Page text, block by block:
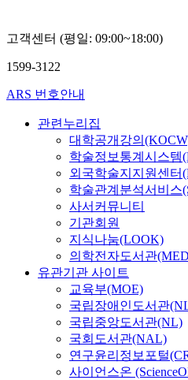
고객센터 (평일: 09:00~18:00)
1599-3122
ARS 번호안내
관련누리집
대학공개강의
학술정보통계시스템
외국학술지지원센터
학술관계분석서비스
사서커뮤니티
기관회원
지식나눔(LOOK)
의학전자도서관
유관기관 사이트
교육부(MOE)
국립장애인도서관
국립중앙도서관(NL)
국회도서관(NAL)
연구윤리정보포털
사이언스온